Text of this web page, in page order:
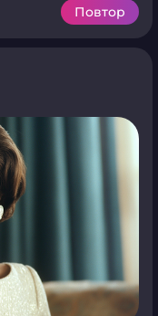
Повтор